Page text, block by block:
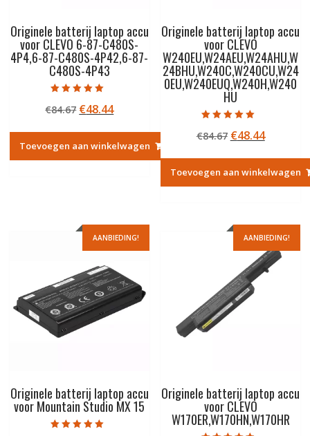
Originele batterij laptop accu
voor CLEVO 6-87-C480S-
4P4,6-87-C480S-4P42,6-87-
C480S-4P43
5.00
uit 5
€84.67 Oorspronkelijke
was:
€84.67.
€48.44Huidige
is:
€48.44.
Toevoegen aan winkelwagen
Originele batterij laptop accu
voor CLEVO
W240EU,W24AEU,W24AHU,W
24BHU,W240C,W240CU,W24
0EU,W240EUQ,W240H,W240
HU
5.00
uit 5
€84.67
was:
€84.67.
€48.44Huidige
is:
€48.44.
Toevoegen aan winkelwagen
AANBIEDING!
Originele batterij laptop accu
voor Mountain Studio MX 15
AANBIEDING!
Originele batterij laptop accu
voor CLEVO
W170ER,W170HN,W170HR